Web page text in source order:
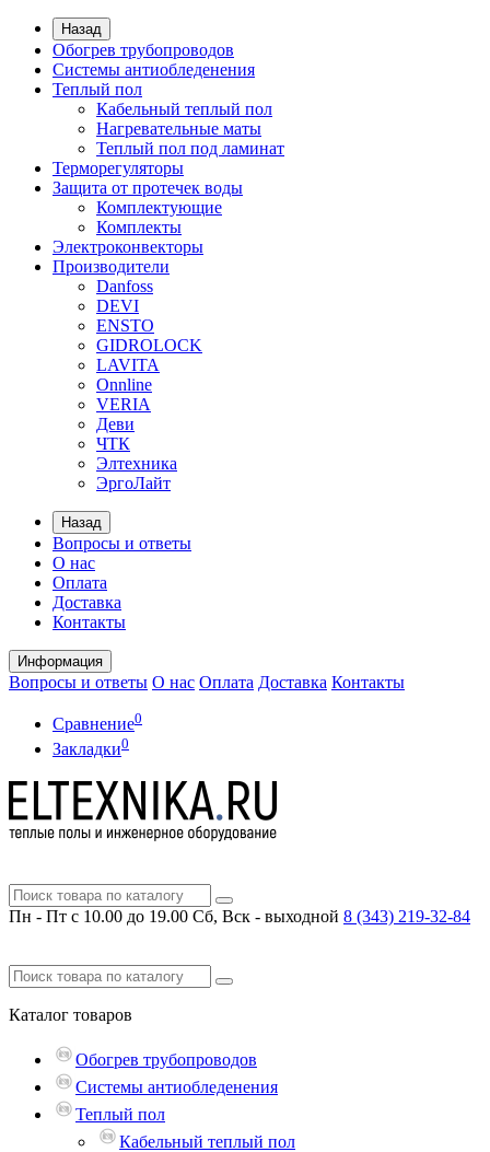
Назад
Обогрев трубопроводов
Системы антиобледенения
Теплый пол
Кабельный теплый пол
Нагревательные маты
Теплый пол под ламинат
Терморегуляторы
Защита от протечек воды
Комплектующие
Комплекты
Электроконвекторы
Производители
Danfoss
DEVI
ENSTO
GIDROLOCK
LAVITA
Onnline
VERIA
Деви
ЧТК
Элтехника
ЭргоЛайт
Назад
Вопросы и ответы
О нас
Оплата
Доставка
Контакты
Информация
Вопросы и ответы О нас Оплата Доставка Контакты
Сравнение0
Закладки0
Пн - Пт с 10.00 до 19.00 Сб, Вск - выходной 8 (343) 219-32-84
Каталог товаров
Обогрев трубопроводов
Системы антиобледенения
Теплый пол
Кабельный теплый пол